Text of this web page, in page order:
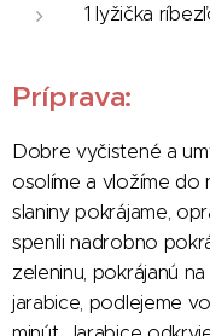
1 lyžička
Príprava:
Dobre vyčistené a
osolíme a vložíme do
slaniny pokrájame,
spenili nadrobno
zeleninu, pokrájanú
jarabice, podlejeme